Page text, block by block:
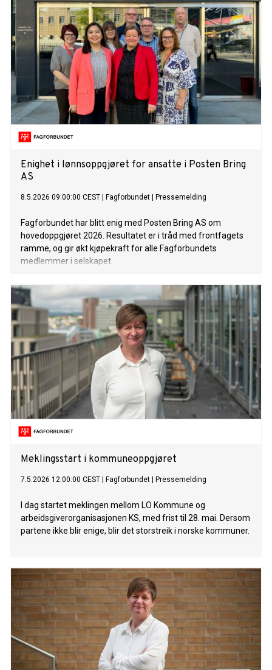
Enighet i lønnsoppgjøret for ansatte i Posten Bring
AS
8.5.2026 09:00:00 CEST Fagforbundet Pressemelding
Fagforbundet har blitt enig med Posten Bring AS om
hovedoppgjøret 2026. Resultatet er i tråd med frontfagets
ramme, og gir økt kjøpekraft for alle Fagforbundets
medlemmer i selskapet.
Meklingsstart i kommuneoppgjøret
7.5.2026 12:00:00 CEST Fagforbundet Pressemelding
I dag startet meklingen mellom LO Kommune og
arbeidsgiverorganisasjonen KS, med frist til 28. mai. Dersom
partene ikke blir enige, blir det storstreik i norske kommuner.